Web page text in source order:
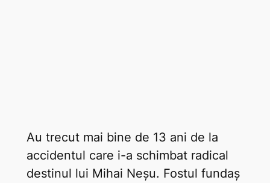
Au trecut mai bine de 13 ani de la
accidentul care i-a schimbat radical
destinul lui Mihai Neșu. Fostul fundaș